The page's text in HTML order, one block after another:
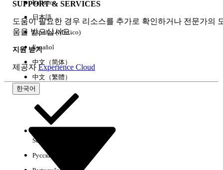
SUPPORT & SERVICES
도움이 필요한 경우 리소스를 추가로 확인하거나 전문가의
움을 받으십시오.
지원 받기
제공자 Experience Cloud
한국어
Italiano
日本語
Español (México)
Español
中文（简体）
中文（繁體）
Select Org
Русский